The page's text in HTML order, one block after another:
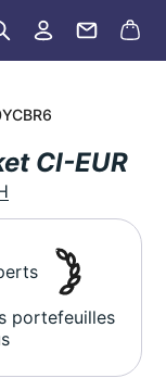
CI-EUR
portefeuilles